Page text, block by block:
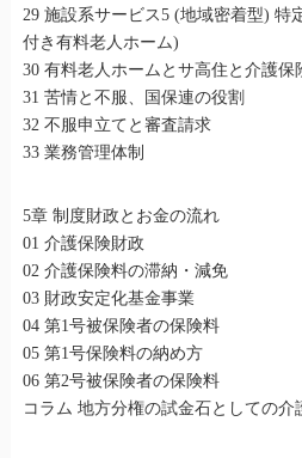
29 施設系サービス5 (地域密着型) 特
付き有料老人ホーム)
30 有料老人ホームとサ高住と介護保
31 苦情と不服、国保連の役割
32 不服申立てと審査請求
33 業務管理体制
5章 制度財政とお金の流れ
01 介護保険財政
02 介護保険料の滞納・減免
03 財政安定化基金事業
04 第1号被保険者の保険料
05 第1号保険料の納め方
06 第2号被保険者の保険料
コラム 地方分権の試金石としての介